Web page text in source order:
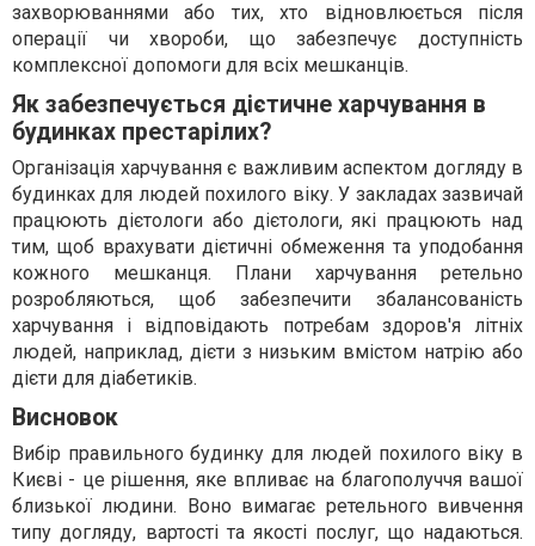
захворюваннями або тих, хто відновлюється після
операції чи хвороби, що забезпечує доступність
комплексної допомоги для всіх мешканців.
Як забезпечується дієтичне харчування в
будинках престарілих?
Організація харчування є важливим аспектом догляду в
будинках для людей похилого віку. У закладах зазвичай
працюють дієтологи або дієтологи, які працюють над
тим, щоб врахувати дієтичні обмеження та уподобання
кожного мешканця. Плани харчування ретельно
розробляються, щоб забезпечити збалансованість
харчування і відповідають потребам здоров'я літніх
людей, наприклад, дієти з низьким вмістом натрію або
дієти для діабетиків.
Висновок
Вибір правильного будинку для людей похилого віку в
Києві - це рішення, яке впливає на благополуччя вашої
близької людини. Воно вимагає ретельного вивчення
типу догляду, вартості та якості послуг, що надаються.